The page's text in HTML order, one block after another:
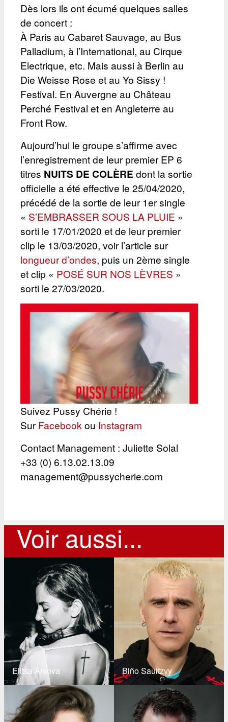
Dès lors ils ont écumé quelques salles
de concert :
À Paris au Cabaret Sauvage, au Bus
Palladium, à l’International, au Cirque
Electrique, etc. Mais aussi à Berlin au
Die Weisse Rose et au Yo Sissy !
Festival. En Auvergne au Château
Perché Festival et en Angleterre au
Front Row.
Aujourd’hui le groupe s’affirme avec
l’enregistrement de leur premier EP 6
titres NUITS DE COLÈRE dont la sortie
officielle a été effective le 25/04/2020,
précédé de la sortie de leur 1er single
« S’EMBRASSER SOUS LA PLUIE »
sorti le 17/01/2020 et de leur premier
clip le 13/03/2020, voir l’article sur
longueur d’ondes, puis un 2ème single
et clip « POSÉ SUR NOS LÈVRES »
sorti le 27/03/2020.
Suivez Pussy Chérie !
SurFacebook ou Instagram
Contact Management : Juliette Solal
+33 (0) 6.13.02.13.09
management@pussycherie.com
Voir aussi...
Elitsa Arsova Biño Sauitzvy